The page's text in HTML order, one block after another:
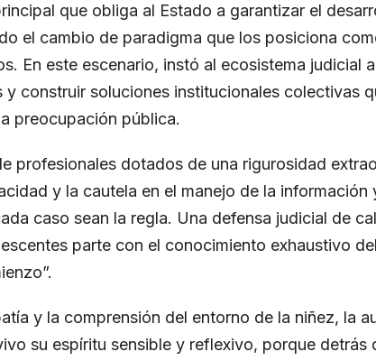
que obliga al Estado a garantizar el
el cambio de paradigma que los posiciona
En este escenario, instó al ecosistema judicial
y construir soluciones institucionales colectivas
preocupación pública.
profesionales dotados de una rigurosidad
y la cautela en el manejo de la información
caso sean la regla. Una defensa judicial de
parte con el conocimiento exhaustivo
y la comprensión del entorno de la niñez, la
su espíritu sensible y reflexivo, porque detrás